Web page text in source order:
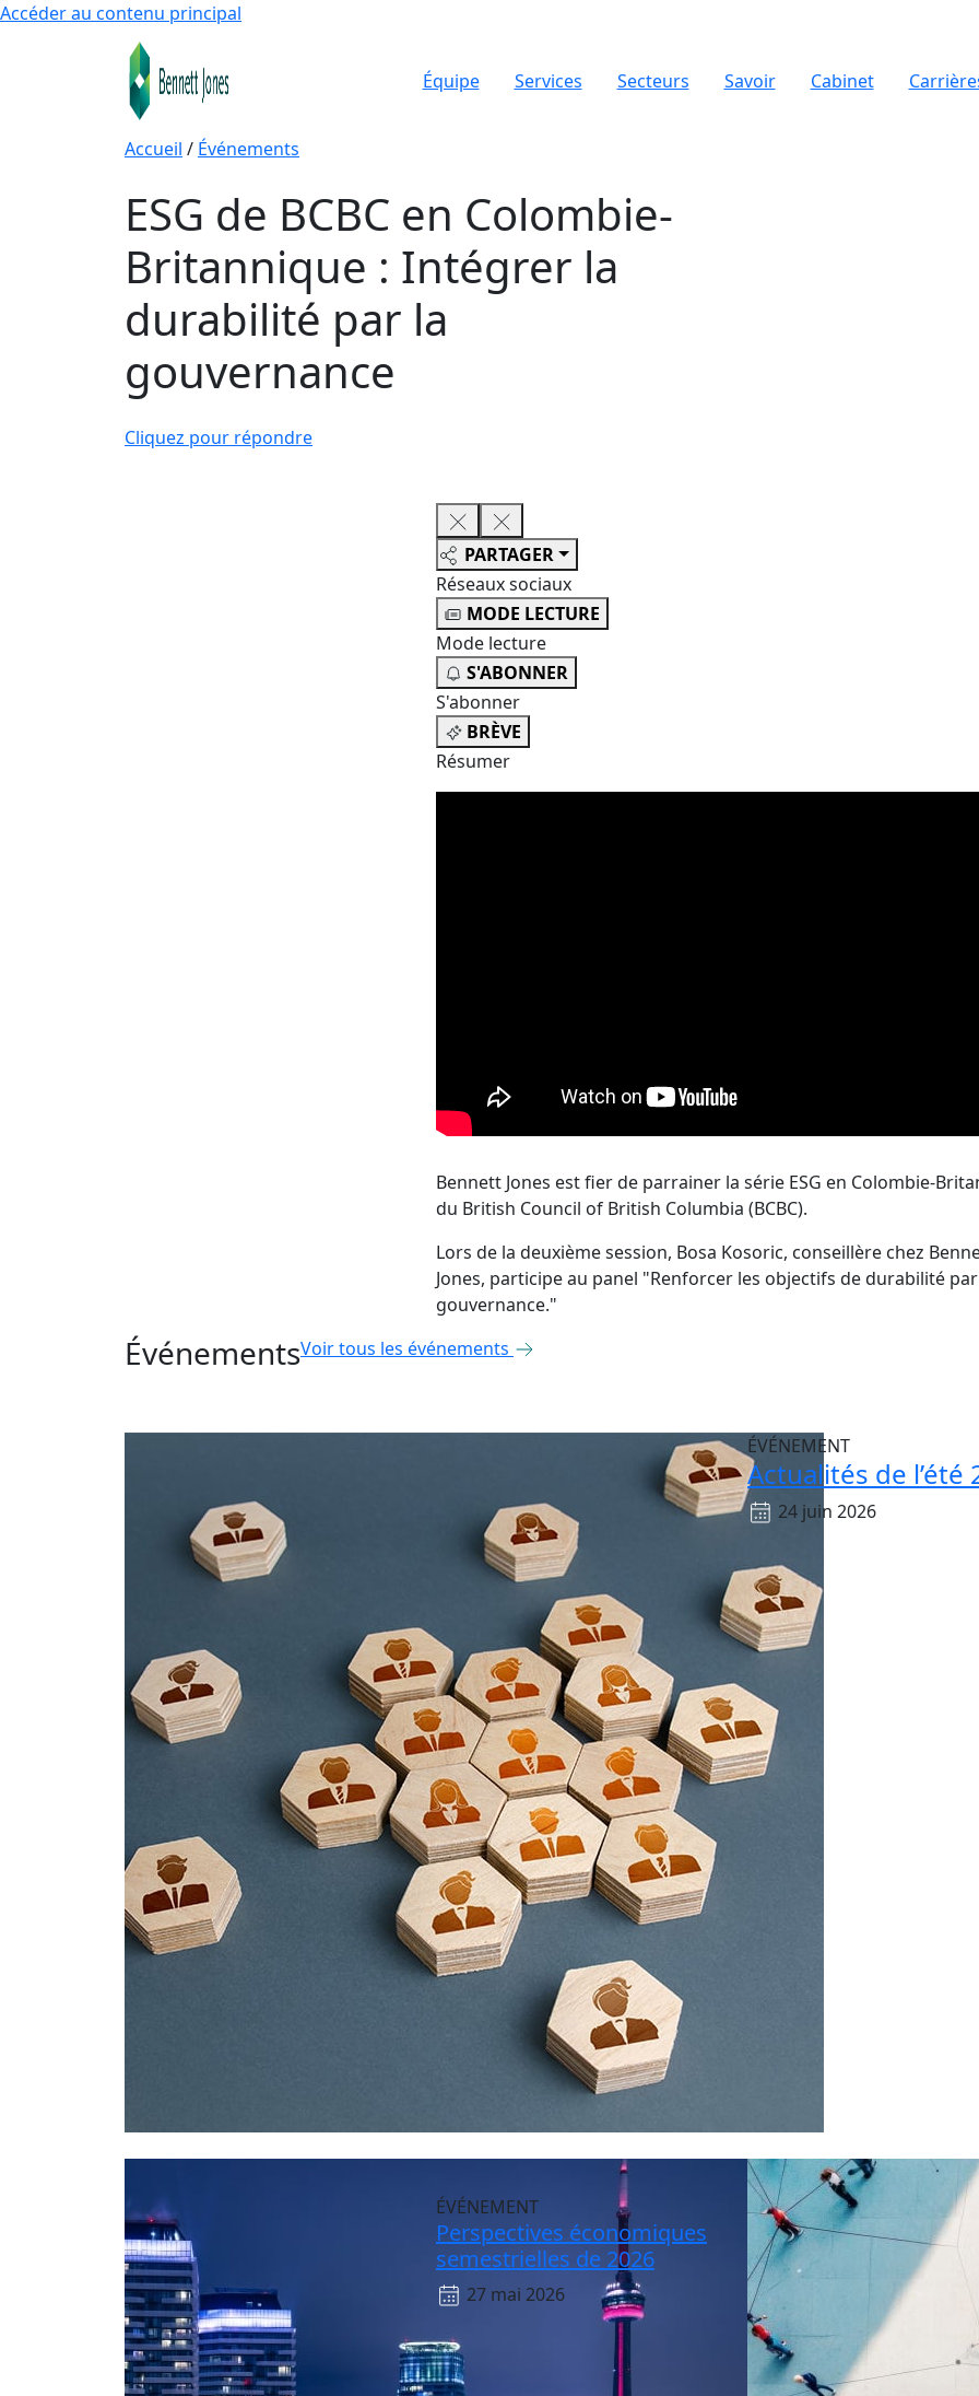
Accéder au contenu principal
Équipe Services Secteurs Savoir Cabinet
Accueil / Événements
ESG de BCBC en Colombie-
Britannique : Intégrer la
durabilité par la
gouvernance
Cliquez pour répondre
PARTAGER
Réseaux sociaux
MODE LECTURE
Mode lecture
S'ABONNER
S'abonner
BRÈVE
Résumer
Bennett Jones est fier de parrainer la série ESG en Colombie-
du British Council of British Columbia (BCBC).
Lors de la deuxième session, Bosa Kosoric, conseillère chez
Jones, participe au panel "Renforcer les objectifs de durabilité
gouvernance."
ÉvénementsVoir tous les événements
ÉVÉNEMENT
Actualités de l’été
24 juin 2026
ÉVÉNEMENT
Perspectives économiques
semestrielles de 2026
27 mai 2026